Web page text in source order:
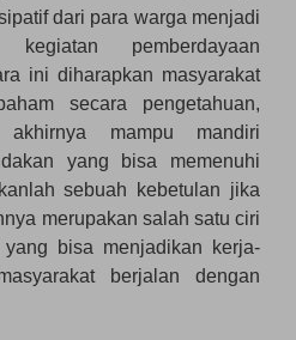
dari para warga menjadi
pemberdayaan
ini diharapkan masyarakat
secara pengetahuan,
mampu mandiri
yang bisa memenuhi
sebuah kebetulan jika
merupakan salah satu ciri
bisa menjadikan kerja-
berjalan dengan